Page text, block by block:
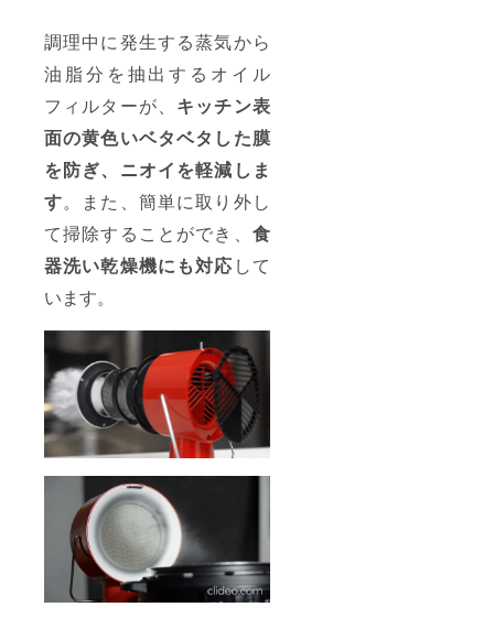
調理中に発生する蒸気から
油脂分を抽出するオイル
フィルターが、 キッチン表
面の黄色いベタベタした膜
を防ぎ、ニオイを軽減しま
す。また、簡単に取り外し
て掃除することができ、 食
器洗い乾燥機にも対応 して
います。